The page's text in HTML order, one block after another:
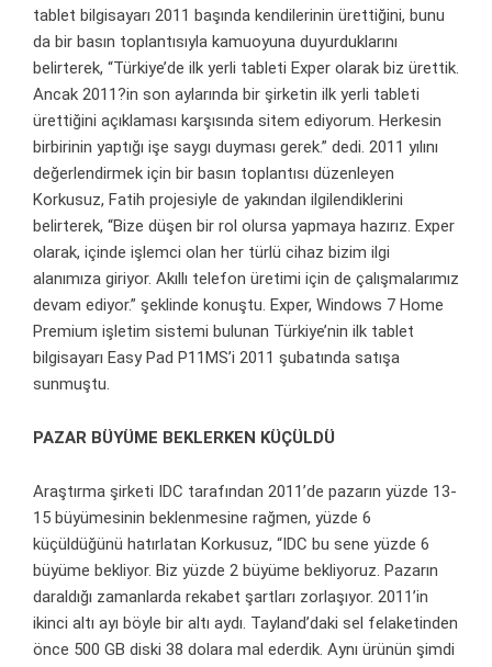
tablet bilgisayarı 2011 başında kendilerinin ürettiğini, bunu
da bir basın toplantısıyla kamuoyuna duyurduklarını
belirterek, “Türkiye’de ilk yerli tableti Exper olarak biz ürettik.
Ancak 2011?in son aylarında bir şirketin ilk yerli tableti
ürettiğini açıklaması karşısında sitem ediyorum. Herkesin
birbirinin yaptığı işe saygı duyması gerek.” dedi. 2011 yılını
değerlendirmek için bir basın toplantısı düzenleyen
Korkusuz, Fatih projesiyle de yakından ilgilendiklerini
belirterek, “Bize düşen bir rol olursa yapmaya hazırız. Exper
olarak, içinde işlemci olan her türlü cihaz bizim ilgi
alanımıza giriyor. Akıllı telefon üretimi için de çalışmalarımız
devam ediyor.” şeklinde konuştu. Exper, Windows 7 Home
Premium işletim sistemi bulunan Türkiye’nin ilk tablet
bilgisayarı Easy Pad P11MS’i 2011 şubatında satışa
sunmuştu.
PAZAR BÜYÜME BEKLERKEN KÜÇÜLDÜ
Araştırma şirketi IDC tarafından 2011’de pazarın yüzde 13-
15 büyümesinin beklenmesine rağmen, yüzde 6
küçüldüğünü hatırlatan Korkusuz, “IDC bu sene yüzde 6
büyüme bekliyor. Biz yüzde 2 büyüme bekliyoruz. Pazarın
daraldığı zamanlarda rekabet şartları zorlaşıyor. 2011’in
ikinci altı ayı böyle bir altı aydı. Tayland’daki sel felaketinden
önce 500 GB diski 38 dolara mal ederdik. Aynı ürünün şimdi